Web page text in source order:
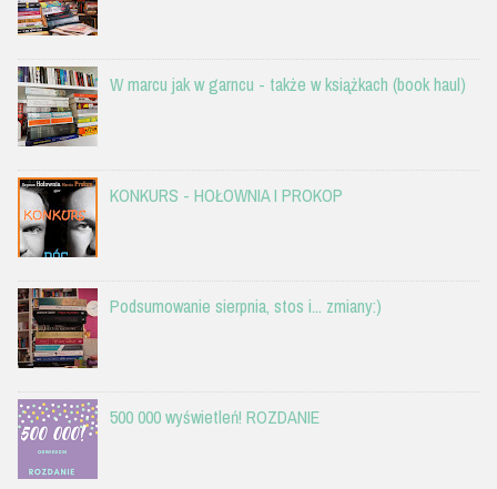
W marcu jak w garncu - także w książkach (book haul)
KONKURS - HOŁOWNIA I PROKOP
Podsumowanie sierpnia, stos i... zmiany:)
500 000 wyświetleń! ROZDANIE